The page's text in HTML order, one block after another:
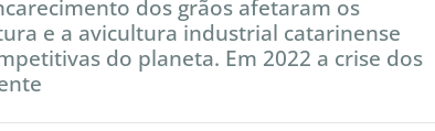
dos grãos afetaram os
e a avicultura industrial catarinense
do planeta. Em 2022 a crise dos